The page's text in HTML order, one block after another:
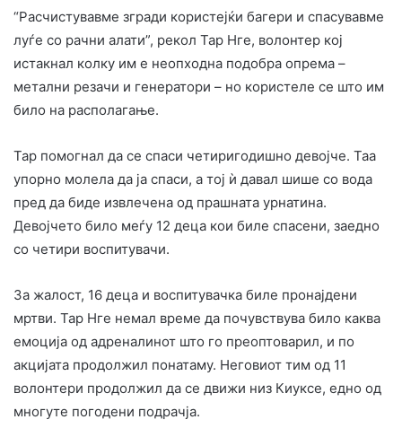
“Расчистувавме згради користејќи багери и спасувавме
луѓе со рачни алати”, рекол Тар Нге, волонтер кој
истакнал колку им е неопходна подобра опрема –
метални резачи и генератори – но користеле се што им
било на располагање.
Тар помогнал да се спаси четиригодишно девојче. Таа
упорно молела да ја спаси, а тој ѝ давал шише со вода
пред да биде извлечена од прашната урнатина.
Девојчето било меѓу 12 деца кои биле спасени, заедно
со четири воспитувачи.
За жалост, 16 деца и воспитувачка биле пронајдени
мртви. Тар Нге немал време да почувствува било каква
емоција од адреналинот што го преоптоварил, и по
акцијата продолжил понатаму. Неговиот тим од 11
волонтери продолжил да се движи низ Киуксе, едно од
многуте погодени подрачја.